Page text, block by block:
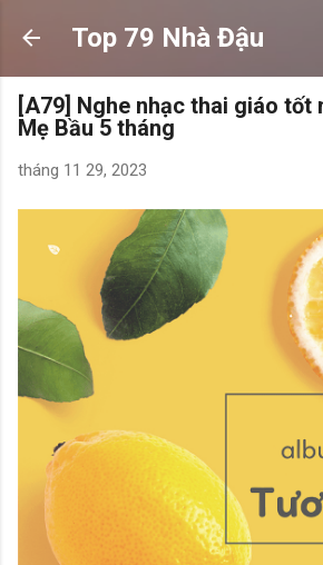
Chuyển đến nội dung
Top 79 Nhà Đậu
[A79] Nghe nhạc thai giáo tốt
Mẹ Bầu 5 tháng
tháng 11 29, 2023